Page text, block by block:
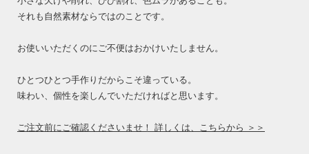
それも自然素材ならではのことです。
お使いいただくのにご不便はおかけいたしません。
ひとつひとつ手作りだからこそ違っている。
味わい、個性を楽しんでいただければと思います。
ご注文前にご確認くださいませ！ 詳しくは、こちらから ＞＞